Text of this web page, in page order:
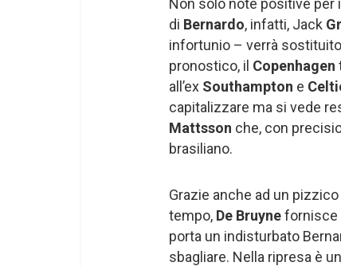
Non solo note positive per il
di Bernardo, infatti, Jack
infortunio – verrà
pronostico, il Copenhagen
all’ex Southampton e
capitalizzare ma si vede
Mattsson che, con
brasiliano.
Grazie anche ad un
tempo, De Bruynefornisce
porta un indisturbato
sbagliare. Nella ripresa è